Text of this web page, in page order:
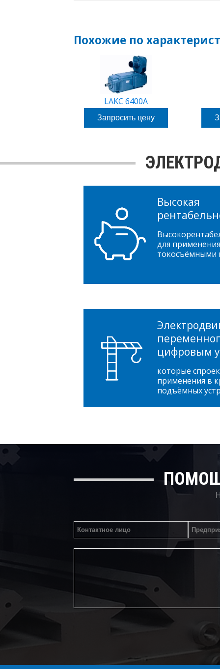
Похожие по
LAKC 6400A
Запросить цену
Высокая
для
токосъёмными
цифровым
которые
применения в
подъёмных